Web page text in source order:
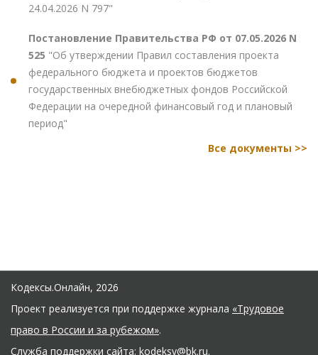
24.04.2026 N 797"
Постановление Правительства РФ от 07.05.2026 N
525 "Об утверждении Правил составления проекта
федерального бюджета и проектов бюджетов
государственных внебюджетных фондов Российской
Федерации на очередной финансовый год и плановый
период"
Все документы >>
Кодексы.Онлайн, 2026
Проект реализуется при поддержке журнала «Трудовое
право в России и за рубежом».
Служба поддержки сайта: kodeksy@bk.ru.